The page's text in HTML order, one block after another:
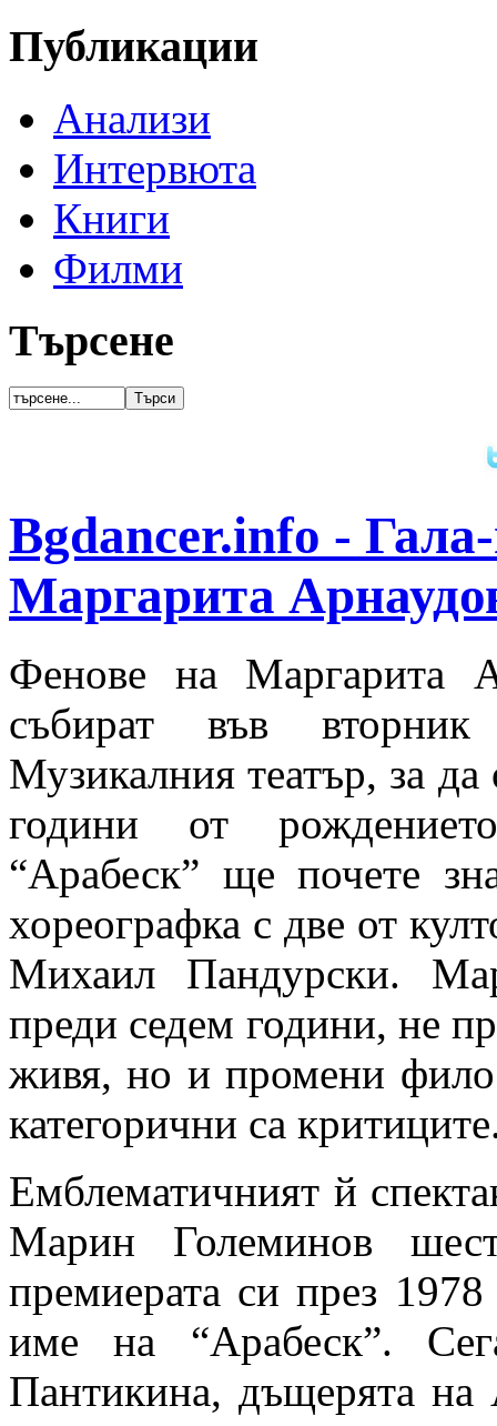
Публикации
Анализи
Интервюта
Книги
Филми
Търсене
Bgdancer.info -
Маргарита
Фенове на Маргарита
събират във
Музикалния театър, за да
години от
“Арабеск” ще почете
хореографка с две от
Михаил Пандурски.
преди седем години, не
живя, но и промени
категорични са
Емблематичният й
Марин Големинов
премиерата си през
име на “Арабеск”.
Пантикина, дъщерята на